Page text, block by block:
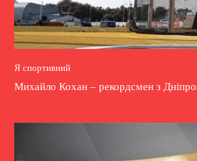
Я спортивний
Михайло Кохан – рекордсмен з